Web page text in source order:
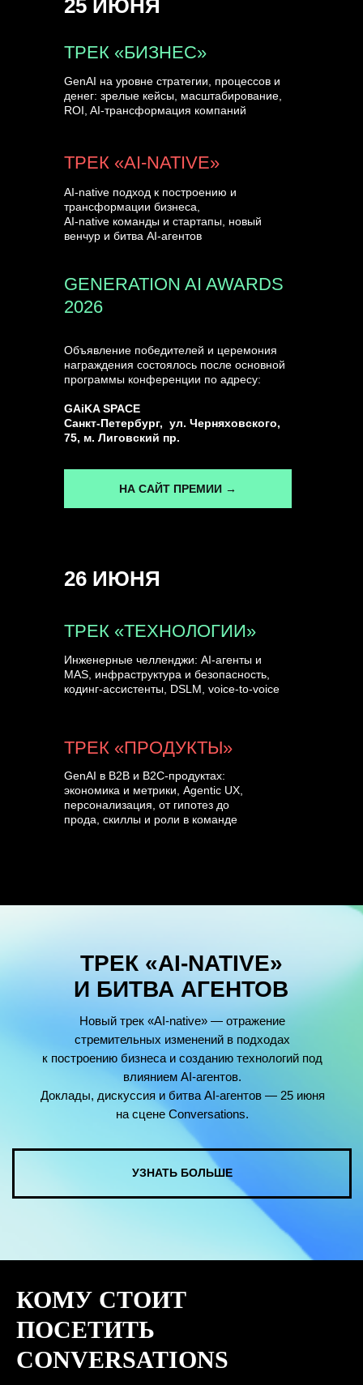
Объявление победителей и церемония
награждения состоялось после основной
программы конференции по адресу:
GAiKA SPACE
Санкт-Петербург, ул. Черняховского,
75, м. Лиговский пр.
ТРЕК «БИЗНЕС»
GENERATION AI AWARDS
2026
GenAI на уровне стратегии, процессов и
денег: зрелые кейсы, масштабирование,
ROI, AI-трансформация компаний
AI-native подход к построению и
трансформации бизнеса,
AI-native команды и стартапы, новый
венчур и битва AI-агентов
ТРЕК «AI-NATIVE»
25 ИЮНЯ
26 ИЮНЯ
ТРЕК «ПРОДУКТЫ»
GenAI в B2B и B2C-продуктах:
экономика и метрики, Agentic UX,
персонализация, от гипотез до
прода, скиллы и роли в команде
Инженерные челленджи: AI-агенты и
MAS, инфраструктура и безопасность,
кодинг-ассистенты, DSLM, voice-to-voice
ТРЕК «ТЕХНОЛОГИИ»
НА САЙТ ПРЕМИИ →
УЗНАТЬ БОЛЬШЕ
КОМУ СТОИТ
ПОСЕТИТЬ
CONVERSATIONS
ГЕНЕРАЛЬНЫЙ ИНФОПАРТНЕР
CONVERSATIONS